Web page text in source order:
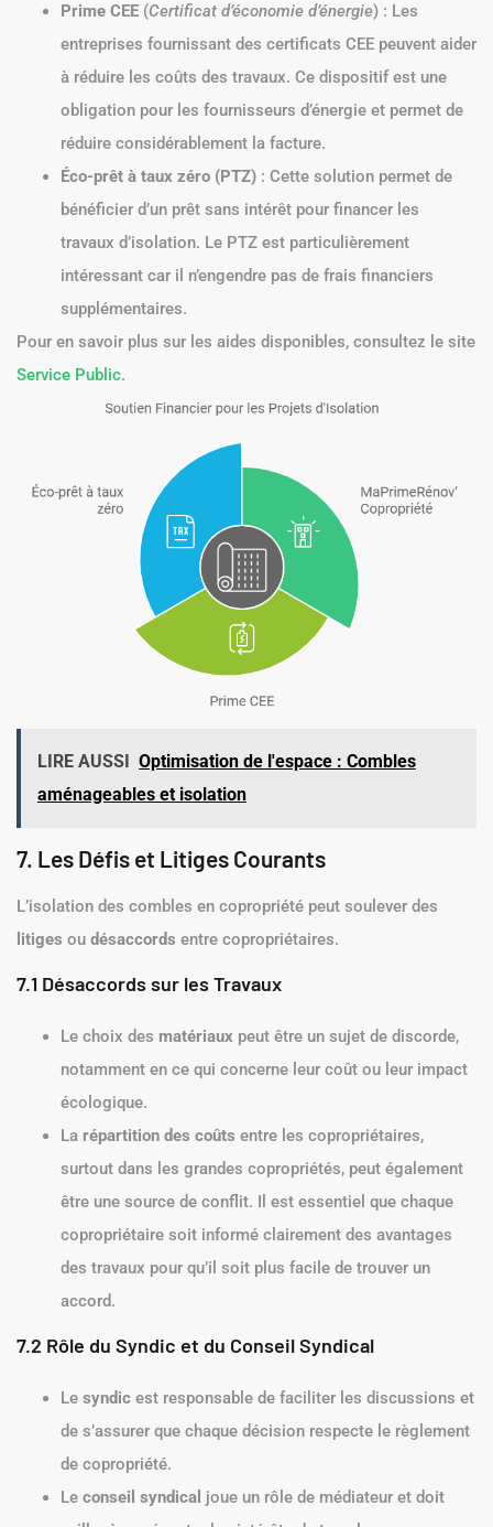
Prime CEE (Certificat d’économie d’énergie) : Les
entreprises fournissant des certificats CEE peuvent aider
à réduire les coûts des travaux. Ce dispositif est une
obligation pour les fournisseurs d’énergie et permet de
réduire considérablement la facture.
Éco-prêt à taux zéro (PTZ) : Cette solution permet de
bénéficier d’un prêt sans intérêt pour financer les
travaux d’isolation. Le PTZ est particulièrement
intéressant car il n’engendre pas de frais financiers
supplémentaires.
Pour en savoir plus sur les aides disponibles, consultez le site
Service Public.
LIRE AUSSI
Optimisation de l'espace : Combles
aménageables et isolation
7. Les Défis et Litiges Courants
L’isolation des combles en copropriété peut soulever des
litiges ou désaccords entre copropriétaires.
7.1 Désaccords sur les Travaux
Le choix des matériaux peut être un sujet de discorde,
notamment en ce qui concerne leur coût ou leur impact
écologique.
La répartition des coûts entre les copropriétaires,
surtout dans les grandes copropriétés, peut également
être une source de conflit. Il est essentiel que chaque
copropriétaire soit informé clairement des avantages
des travaux pour qu’il soit plus facile de trouver un
accord.
7.2 Rôle du Syndic et du Conseil Syndical
Le syndic est responsable de faciliter les discussions et
de s’assurer que chaque décision respecte le règlement
de copropriété.
Le conseil syndical joue un rôle de médiateur et doit